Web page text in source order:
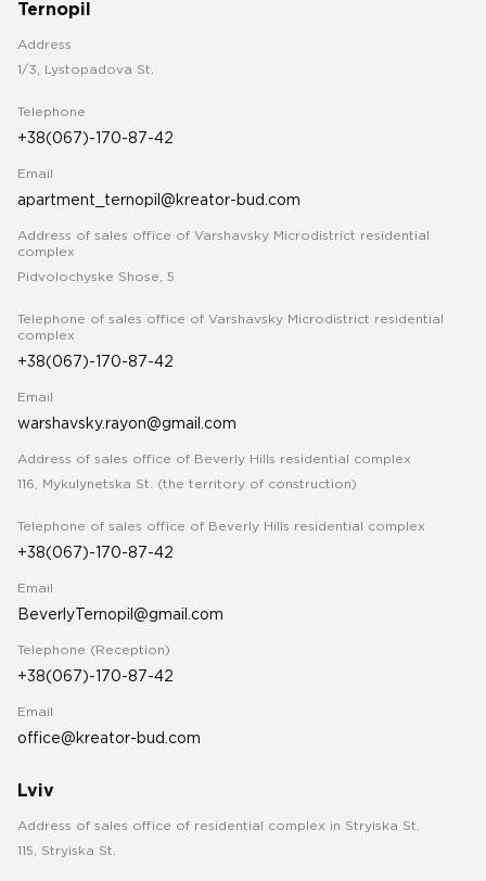
Ternopil
Address
1/3, Lystopadova St.
Telephone
+38(067)-170-87-42
Email
apartment_ternopil@kreator-bud.com
Address of sales office of Varshavsky Microdistrict residential
complex
Pidvolochyske Shose, 5
Telephone of sales office of Varshavsky Microdistrict residential
complex
+38(067)-170-87-42
Email
warshavsky.rayon@gmail.com
Address of sales office of Beverly Hills residential complex
116, Mykulynetska St. (the territory of construction)
Telephone of sales office of Beverly Hills residential complex
+38(067)-170-87-42
Email
BeverlyTernopil@gmail.com
Telephone (Reception)
+38(067)-170-87-42
Email
office@kreator-bud.com
Lviv
Address of sales office of residential complex in Stryiska St.
115, Stryiska St.